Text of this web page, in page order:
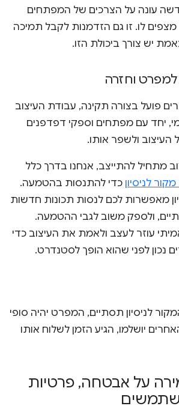
עונה על הצרכים של המפתחים
לו. זו גם הזדמנות לקבל תמיכה
יש צורך ביכולת הזו.
וחזרה
פועל בצורה תקינה, עבודת העיצוב
יחד עם מפתחים וספקי דפדפנים
העיצוב ולשפר אותו.
מתחיל להתייצב, אנחנו בדרך כלל
לניסיון כדי להתנסות בהטמעה.
מאפשרות לכם לנסות תכונות חדשות
ולספק משוב לגבי ההטמעה.
עוזר לעצב ולאמת את העיצוב כדי
נכון לפני שהוא הופך לסטנדרט.
לניסיון תסתיים, המפרט יהיה סופי
יושלמו, הגיע הזמן לשלוח אותו
על אבטחה, פרטיות